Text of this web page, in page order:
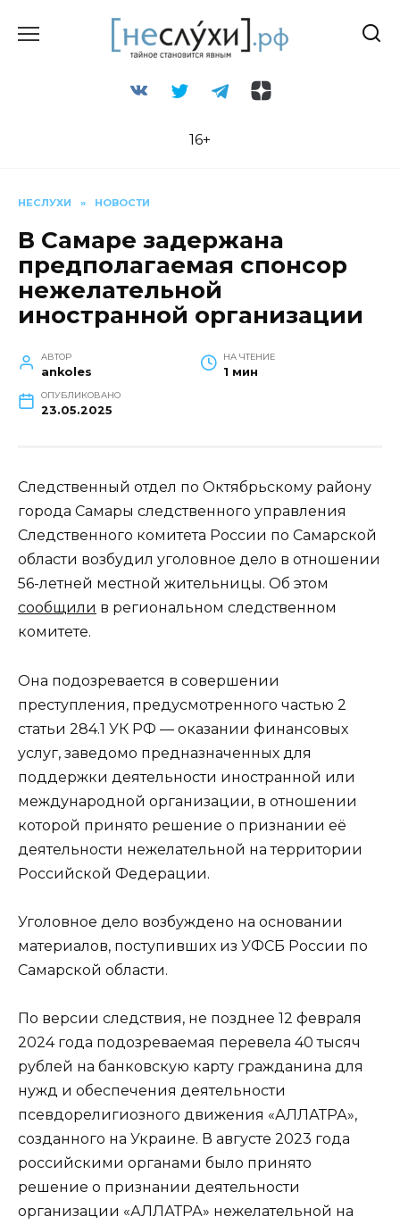
16+
НЕСЛУХИ » НОВОСТИ
В Самаре задержана
предполагаемая спонсор
нежелательной
иностранной организации
АВТОР
ankoles
НА ЧТЕНИЕ
1 мин
ОПУБЛИКОВАНО
23.05.2025
Следственный отдел по Октябрьскому району
города Самары следственного управления
Следственного комитета России по Самарской
области возбудил уголовное дело в отношении
56-летней местной жительницы. Об этом
сообщили в региональном следственном
комитете.
Она подозревается в совершении
преступления, предусмотренного частью 2
статьи 284.1 УК РФ — оказании финансовых
услуг, заведомо предназначенных для
поддержки деятельности иностранной или
международной организации, в отношении
которой принято решение о признании её
деятельности нежелательной на территории
Российской Федерации.
Уголовное дело возбуждено на основании
материалов, поступивших из УФСБ России по
Самарской области.
По версии следствия, не позднее 12 февраля
2024 года подозреваемая перевела 40 тысяч
рублей на банковскую карту гражданина для
нужд и обеспечения деятельности
псевдорелигиозного движения «АЛЛАТРА»,
созданного на Украине. В августе 2023 года
российскими органами было принято
решение о признании деятельности
организации «АЛЛАТРА» нежелательной на